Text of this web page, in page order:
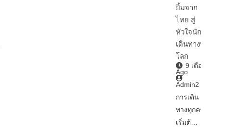
ยิ้มจาก
ไทย สู่
หัวใจนัก
เดินทางทั่ว
โลก
9 เดือน
Ago
Admin2
การเดิน
ทางทุกครั้ง
เริ่มต้…